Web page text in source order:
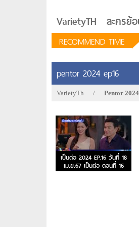
VarietyTH ละครย้
RECOMMEND TIME
pentor 2024 ep16
VarietyTh / Pentor
เป็นต่อ 2024 EP.16 วันที่ 18
เม.ย.67 เป็นต่อ ตอนที่ 16